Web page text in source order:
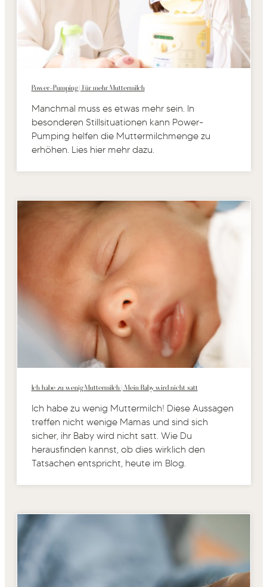
Power-Pumping | Für mehr Muttermilch
Manchmal muss es etwas mehr sein. In
besonderen Stillsituationen kann Power-
Pumping helfen die Muttermilchmenge zu
erhöhen. Lies hier mehr dazu.
Ich habe zu wenig Muttermilch | Mein Baby wird nicht satt
Ich habe zu wenig Muttermilch! Diese Aussagen
treffen nicht wenige Mamas und sind sich
sicher, ihr Baby wird nicht satt. Wie Du
herausfinden kannst, ob dies wirklich den
Tatsachen entspricht, heute im Blog.